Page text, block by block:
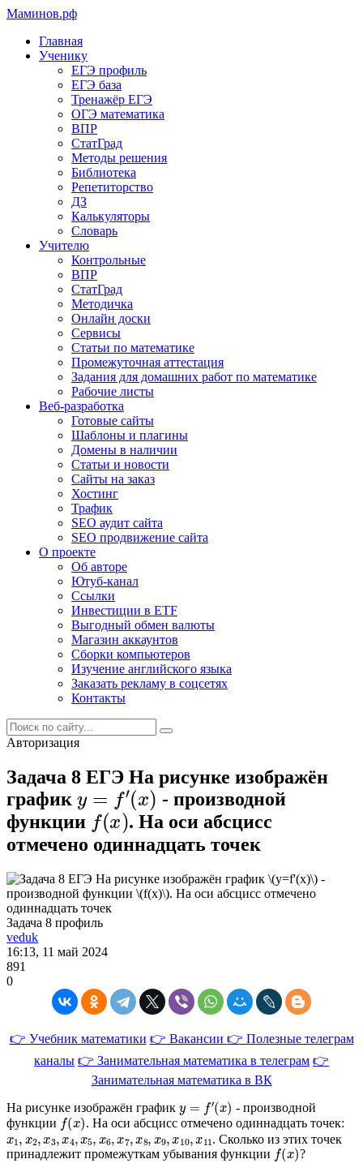
Маминов.рф
Главная
Ученику
ЕГЭ профиль
ЕГЭ база
Тренажёр ЕГЭ
ОГЭ математика
ВПР
СтатГрад
Методы решения
Библиотека
Репетиторство
ДЗ
Калькуляторы
Словарь
Учителю
Контрольные
ВПР
СтатГрад
Методичка
Онлайн доски
Сервисы
Статьи по математике
Промежуточная аттестация
Задания для домашних работ по математике
Рабочие листы
Веб-разработка
Готовые сайты
Шаблоны и плагины
Домены в наличии
Статьи и новости
Сайты на заказ
Хостинг
Трафик
SEO аудит сайта
SEO продвижение сайта
О проекте
Об авторе
Ютуб-канал
Ссылки
Инвестиции в ETF
Выгодный обмен валюты
Магазин аккаунтов
Сборки компьютеров
Изучение английского языка
Заказать рекламу в соцсетях
Контакты
Авторизация
Задача 8 ЕГЭ На рисунке изображён
график y=f′ (x)
- производной
функции (x ) . На оси абсцисс
отмечено одиннадцать точек
Задача 8 профиль
veduk
16:13, 11 май 2024
891
0
👉 Учебник математики 👉 Вакансии 👉 Полезные телеграм
каналы 👉 Занимательная математика в телеграм 👉
Занимательная математика в ВК
На рисунке изображён график
x) -производной
функции f(x) . На оси абсцисс отмечено одиннадцать точек:
x1,x2,x3 x 4,x5 ,x6 ,x7, x8,x9,x10,x11. Сколько из этих точек
принадлежит промежуткам убывания функции f(x) ?